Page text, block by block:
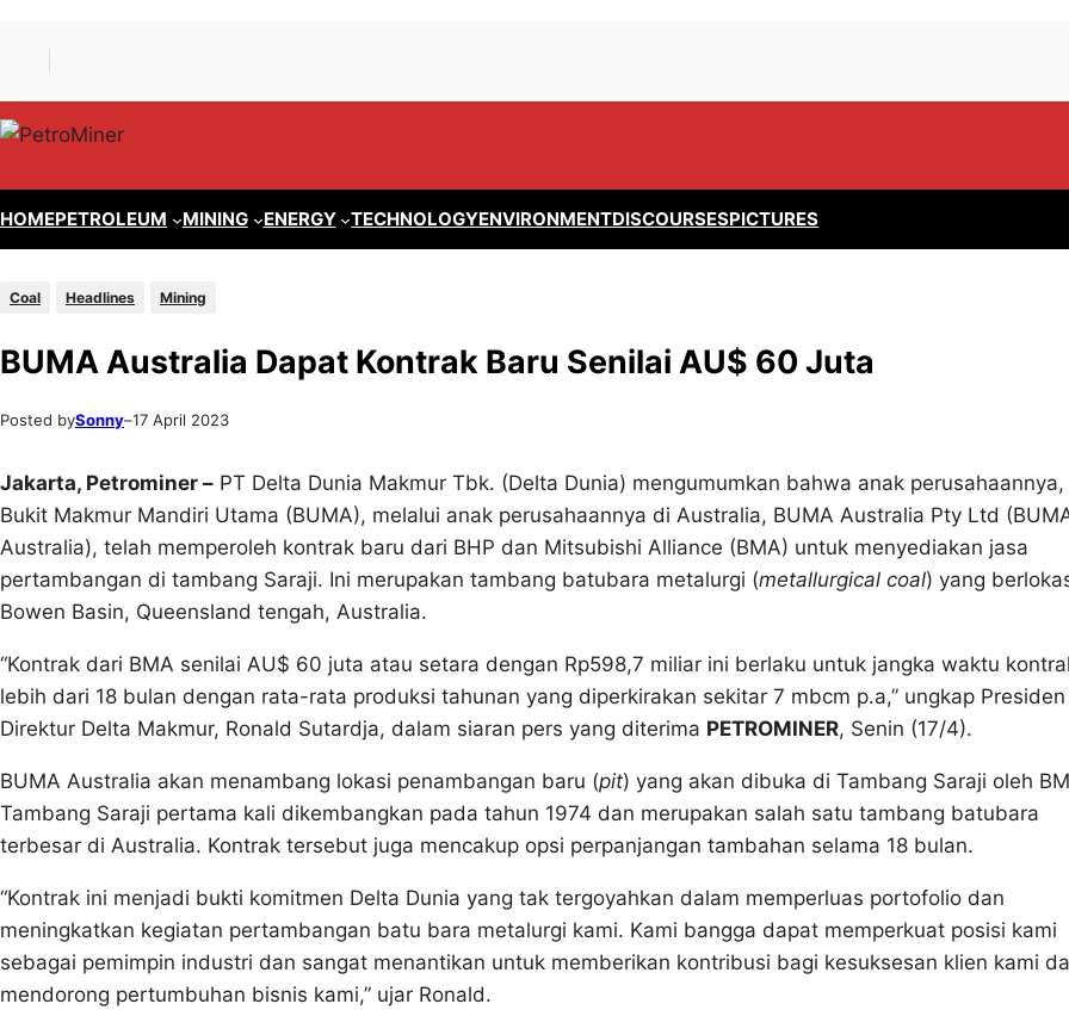
konten
content
HOMEPETROLEUM MINING ENERGY TECHNOLOGYENVIRONMENTDISCOURSESPICTURES
Coal Headlines Mining
BUMA Australia Dapat Kontrak Baru Senilai AU$ 60 Juta
Posted bySonny–17 April 2023
Jakarta, Petrominer – PT Delta Dunia Makmur Tbk. (Delta Dunia) mengumumkan bahwa anak perusahaannya,
Bukit Makmur Mandiri Utama (BUMA), melalui anak perusahaannya di Australia, BUMA Australia Pty Ltd
Australia), telah memperoleh kontrak baru dari BHP dan Mitsubishi Alliance (BMA) untuk menyediakan jasa
pertambangan di tambang Saraji. Ini merupakan tambang batubara metalurgi (metallurgical coal) yang
Bowen Basin, Queensland tengah, Australia.
“Kontrak dari BMA senilai AU$ 60 juta atau setara dengan Rp598,7 miliar ini berlaku untuk jangka waktu
lebih dari 18 bulan dengan rata-rata produksi tahunan yang diperkirakan sekitar 7 mbcm p.a,” ungkap Presiden
Direktur Delta Makmur, Ronald Sutardja, dalam siaran pers yang diterima PETROMINER, Senin (17/4).
BUMA Australia akan menambang lokasi penambangan baru (pit) yang akan dibuka di Tambang Saraji oleh
Tambang Saraji pertama kali dikembangkan pada tahun 1974 dan merupakan salah satu tambang batubara
terbesar di Australia. Kontrak tersebut juga mencakup opsi perpanjangan tambahan selama 18 bulan.
“Kontrak ini menjadi bukti komitmen Delta Dunia yang tak tergoyahkan dalam memperluas portofolio dan
meningkatkan kegiatan pertambangan batu bara metalurgi kami. Kami bangga dapat memperkuat posisi kami
sebagai pemimpin industri dan sangat menantikan untuk memberikan kontribusi bagi kesuksesan klien kami
mendorong pertumbuhan bisnis kami,” ujar Ronald.